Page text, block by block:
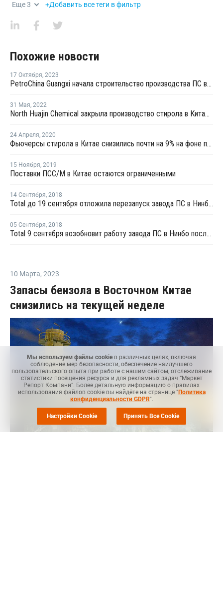
Еще3 +Добавить все теги в фильтр
Похожие новости
17 Октября, 2023
PetroChina Guangxi начала строительство производства ПС в Китае
31 Мая, 2022
North Huajin Chemical закрыла производство стирола в Китае на профилактику
24 Апреля, 2020
Фьючерсы стирола в Китае снизились почти на 9% на фоне падения котировок нефти
15 Ноября, 2019
Поставки ПСС/М в Китае остаются ограниченными
14 Сентября, 2018
Total до 19 сентября отложила перезапуск завода ПС в Нинбо после профилактики
05 Сентября, 2018
Total 9 сентября возобновит работу завода ПС в Нинбо после профилактики
10 Марта, 2023
Запасы бензола в Восточном Китае
снизились на текущей неделе
Мы используем файлы cookie в различных целях, включая
соблюдение мер безопасности, обеспечение наилучшего
пользовательского опыта при работе с нашим сайтом, отслеживание
статистики посещения ресурса и для рекламных задач “Маркет
Репорт Компани”. Более детальную информацию о правилах
использования файлов cookie вы найдёте на странице "Политика
конфиденциальности GDPR".
Настройки Cookie Принять Все Cookie